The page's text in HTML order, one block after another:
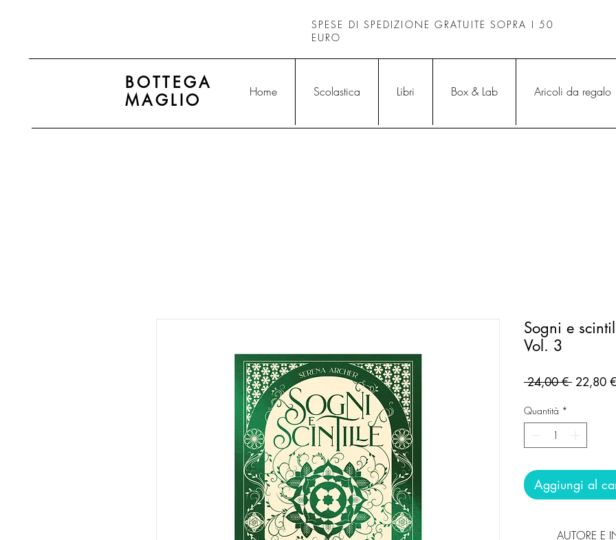
SPESE DI SPEDIZIONE GRATUITE SOPRA I 50
EURO
BOTTEGA
MAGLIO
Home Scolastica Libri Box & Lab Aricoli da regalo
Sogni e
Vol. 3
24,00 € Prezzo
22,80 €
Quantità *
Aggiungi al
AUTORE E